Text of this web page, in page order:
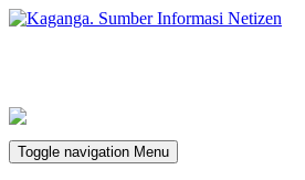
Toggle navigation Menu